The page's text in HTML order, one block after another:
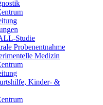
Studie
Probenentnahme
Medizin
Kinder- &